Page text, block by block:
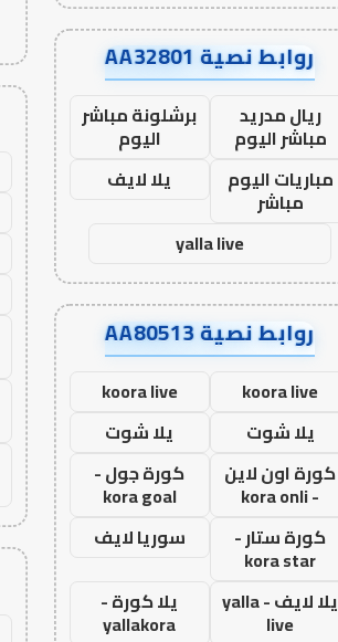
روابط نصية AA32801
ريال مدريد
مباشر اليوم
برشلونة مباشر
اليوم
مباريات اليوم
مباشر
يلا لايف
yalla live
روابط نصية AA80513
koora live
koora live
يلا شوت
يلا شوت
كورة اون لاين
- kora onli
كورة جول -
kora goal
كورة ستار -
kora star
سوريا لايف
يلا لايف - yalla
live
يلا كورة -
yallakora